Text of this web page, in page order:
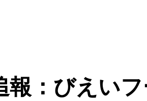
報：びえい